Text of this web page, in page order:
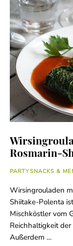
Rosmarin-
PARTYSNACKS &
Wirsingrouladen
Shiitake-Polenta
Mischköstler vom
Reichhaltigkeit
Außerdem …